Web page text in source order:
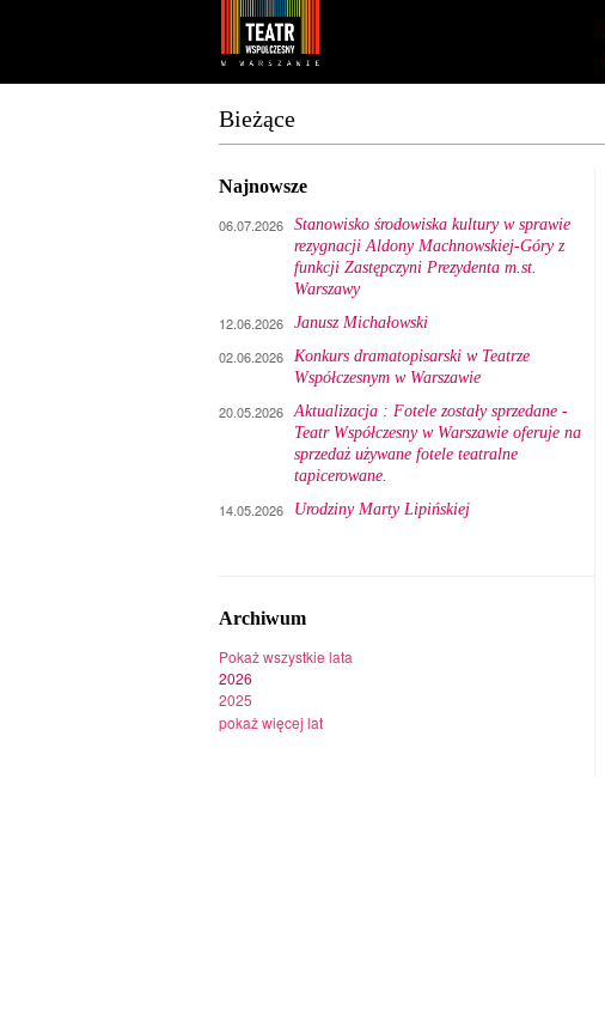
Bieżące
Najnowsze
06.07.2026 Stanowisko środowiska kultury w sprawie
rezygnacji Aldony Machnowskiej-Góry z
funkcji Zastępczyni Prezydenta m.st.
Warszawy
12.06.2026 Janusz Michałowski
02.06.2026 Konkurs dramatopisarski w Teatrze
Współczesnym w Warszawie
20.05.2026 Aktualizacja : Fotele zostały sprzedane -
Teatr Współczesny w Warszawie oferuje na
sprzedaż używane fotele teatralne
tapicerowane.
14.05.2026 Urodziny Marty Lipińskiej
Archiwum
Pokaż wszystkie lata
2026
2025
pokaż więcej lat